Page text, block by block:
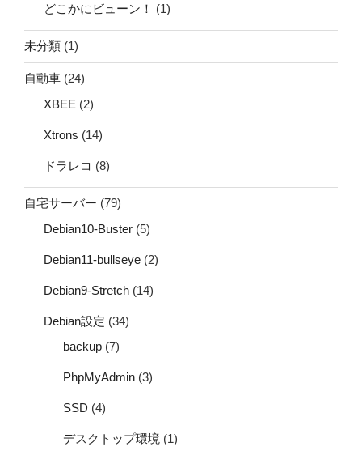
どこかにビューン！ (1)
未分類 (1)
自動車 (24)
XBEE (2)
Xtrons (14)
ドラレコ (8)
自宅サーバー (79)
Debian10-Buster (5)
Debian11-bullseye (2)
Debian9-Stretch (14)
Debian設定 (34)
backup (7)
PhpMyAdmin (3)
SSD (4)
デスクトップ環境 (1)